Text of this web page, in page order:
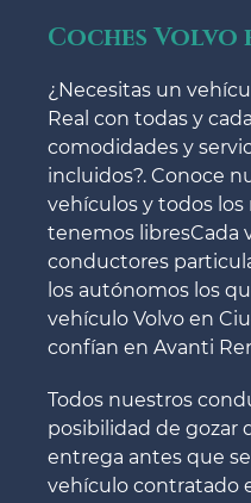
Coches Volvo
¿Necesitas un
Real con todas y
comodidades y
incluidos?. Conoce
vehículos y todos
tenemos libresCada
conductores
los autónomos los
vehículo Volvo en
confían en Avanti
Todos nuestros
posibilidad de gozar
entrega antes que
vehículo contratado